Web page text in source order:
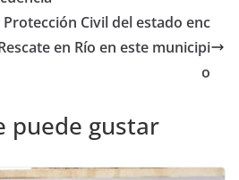
Civil del estado enc
en Río en este municipi
o
puede gustar